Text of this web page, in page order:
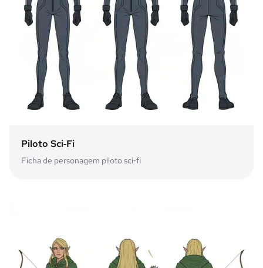
Piloto Sci‑Fi
Ficha de personagem piloto sci‑fi